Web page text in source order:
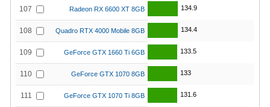
107 Radeon RX 6600 XT 8GB 134.9
108 Quadro RTX 4000 Mobile 8GB 134.4
109 GeForce GTX 1660 Ti 6GB 133.5
110 GeForce GTX 1070 8GB 133
111 GeForce GTX 1070 Ti 8GB 131.6